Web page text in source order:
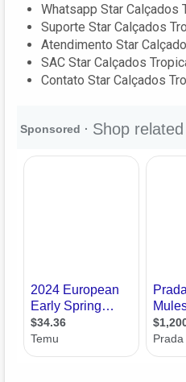
Whatsapp Star Calçados
Suporte Star Calçados
Atendimento Star
SAC Star Calçados
Contato Star Calçados